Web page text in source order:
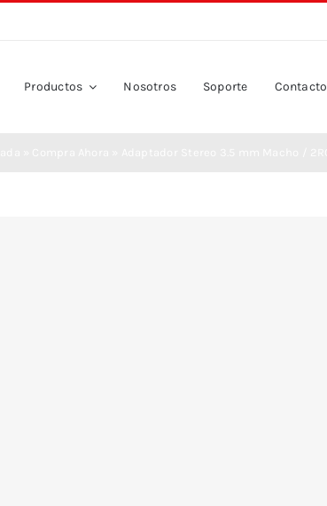
Productos Nosotros Soporte Contacto